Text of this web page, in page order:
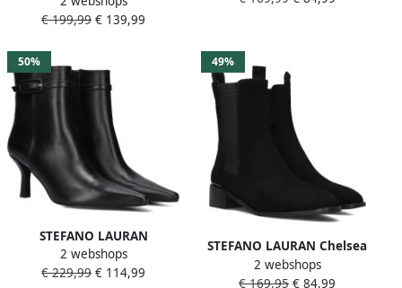
Maat: 37 Materiaal: Suède
€ 199,99 € 139,99
50%
STEFANO LAURAN
Enkellaarsjes Dames
Penny2 Maat: 38 Materiaal:
2 webshops
€ 229,99 € 114,99
49%
STEFANO LAURAN Chelsea
Boots Dames Botin Plano
Maat: 36 Materiaal: Suède
2 webshops
€ 169,95 € 84,99